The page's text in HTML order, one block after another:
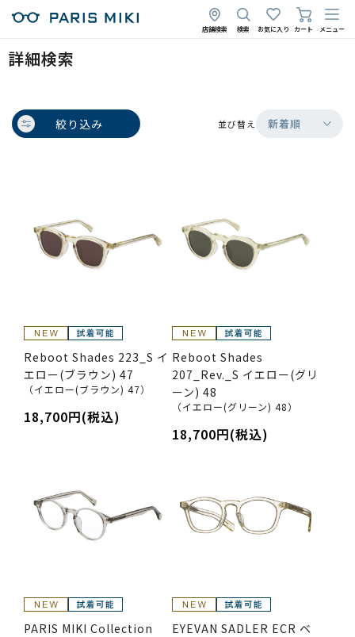
店舗検索 検索 お気に入り カート メニュー
詳細検索
絞り込み 並び替え 新着順
Reboot Shades 223_S イ
エロー(ブラウン) 47
（イエロー(ブラウン) 47）
18,700円(税込)
Reboot Shades
207_Rev._S イエロー(グリ
ーン) 48
（イエロー(グリーン) 48）
18,700円(税込)
PARIS MIKI Collection
EYEVAN SADLER ECR ベ